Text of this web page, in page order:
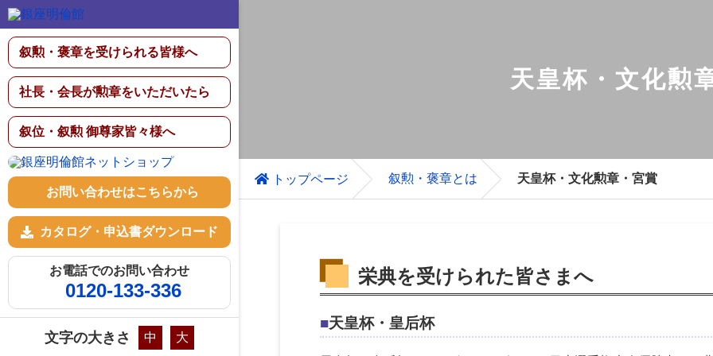
叙勲・褒章を受けられる皆様へ
社長・会長が勲章をいただいたら
叙位・叙勲 御尊家皆々様へ
お問い合わせはこちらから
カタログ・申込書ダウンロード
お電話でのお問い合わせ
0120-133-336
文字の大きさ 中 大
天皇杯・文化勲
トップページ 叙勲・褒章とは 天皇杯・文化勲章・宮賞
栄典を受けられた皆さまへ
天皇杯・皇后杯